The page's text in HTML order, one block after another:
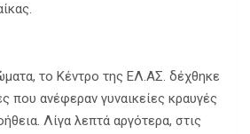
το Κέντρο της ΕΛ.ΑΣ. δέχθηκε
που ανέφεραν γυναικείες κραυγές
Λίγα λεπτά αργότερα, στις